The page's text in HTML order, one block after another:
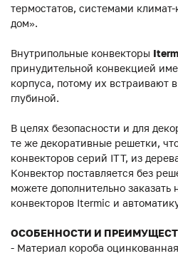
термостатов, системами
дом».
Внутрипольные конвекторы
принудительной конвекцией
корпуса, потому их встраивают
глубиной.
В целях безопасности и для
те же декоративные решетки,
конвекторов серий ITT, из
Конвектор поставляется без
можете дополнительно заказать
конвекторов Itermic и
ОСОБЕННОСТИ И
- Материал короба